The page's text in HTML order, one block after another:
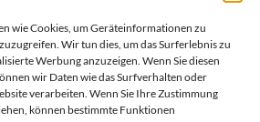
wie Cookies, um Geräteinformationen zu
Wir tun dies, um das Surferlebnis zu
Werbung anzuzeigen. Wenn Sie diesen
wir Daten wie das Surfverhalten oder
verarbeiten. Wenn Sie Ihre Zustimmung
können bestimmte Funktionen